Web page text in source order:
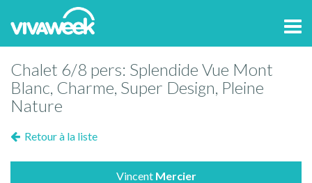
Chalet 6/8 pers: Splendide Vue Mont
Blanc, Charme, Super Design, Pleine
Nature
Retour à la liste
Vincent Mercier